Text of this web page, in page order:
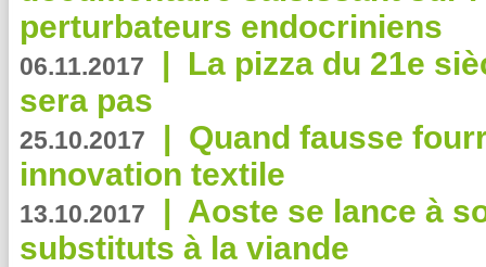
perturbateurs endocriniens
06.11.2017 | La pizza du 21e
sera pas
25.10.2017 | Quand fausse
innovation textile
13.10.2017 | Aoste se lance à
substituts à la viande